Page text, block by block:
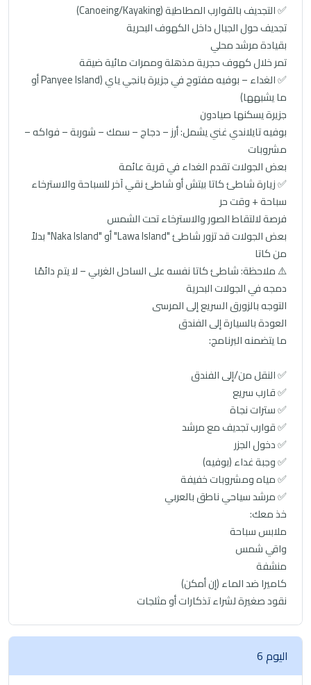
✅ التجديف بالقوارب المطاطية (Canoeing/Kayaking)
تجديف حول الجبال داخل الكهوف البحرية
بقيادة مرشد محلي
تمر خلال كهوف حجرية مذهلة وممرات مائية ضيقة
✅ الغداء – بوفيه مفتوح في جزيرة بانجي ياي (Panyee Island أو
ما يشبهها)
جزيرة يسكنها صيادون
بوفيه تايلاندي غني يشمل: أرز – دجاج – سمك – شوربة – فواكه –
مشروبات
بعض الجولات تقدم الغداء في قرية عائمة
✅ زيارة شاطئ كاتا بيتش أو شاطئ نقي آخر للسباحة والاسترخاء
سباحة + وقت حر
فرصة لالتقاط الصور والاسترخاء تحت الشمس
بعض الجولات قد تزور شاطئ "Lawa Island" أو "Naka Island" بدلاً
من كاتا
⚠️ ملاحظة: شاطئ كاتا نفسه على الساحل الغربي – لا يتم دائمًا
دمجه في الجولات البحرية
التوجه بالزورق السريع إلى المرسى
العودة بالسيارة إلى الفندق
ما يتضمنه البرنامج:
✅ النقل من/إلى الفندق
✅ قارب سريع
✅ سترات نجاة
✅ قوارب تجديف مع مرشد
✅ دخول الجزر
✅ وجبة غداء (بوفيه)
✅ مياه ومشروبات خفيفة
✅ مرشد سياحي ناطق بالعربي
خذ معك:
ملابس سباحة
واقي شمس
منشفة
كاميرا ضد الماء (إن أمكن)
نقود صغيرة لشراء تذكارات أو مثلجات
اليوم 6